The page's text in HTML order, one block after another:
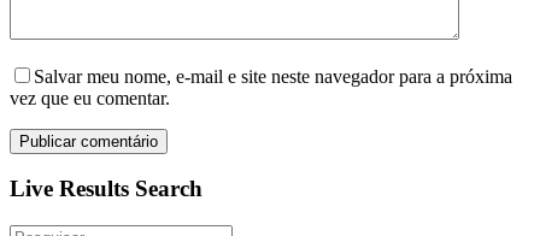
Salvar meu nome, e-mail e site neste navegador para a próxima
vez que eu comentar.
Publicar comentário
Live Results Search